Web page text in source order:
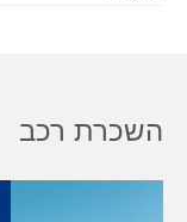
השכרת רכב